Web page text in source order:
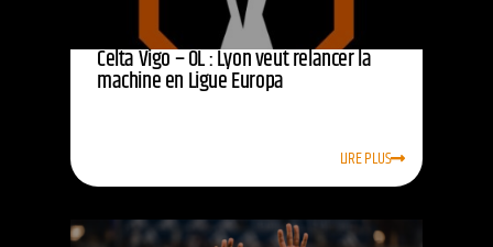
Celta Vigo – OL : Lyon veut relancer la
machine en Ligue Europa
LIRE PLUS